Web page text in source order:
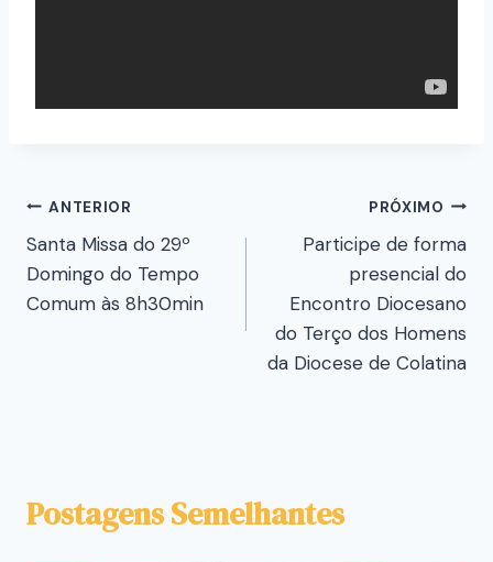
ANTERIOR
Santa Missa do 29º
Domingo do Tempo
Comum às 8h30min
PRÓXIMO
Participe de forma
presencial do
Encontro Diocesano
do Terço dos Homens
da Diocese de Colatina
Postagens Semelhantes